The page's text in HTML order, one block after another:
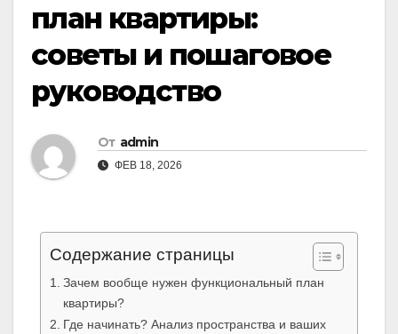
план квартиры:
советы и пошаговое
руководство
От admin
ФЕВ 18, 2026
Содержание страницы
Зачем вообще нужен функциональный план
квартиры?
Где начинать? Анализ пространства и ваших